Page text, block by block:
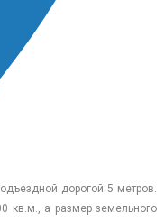
дорогой 5 метров.
кв.м., а размер земельного